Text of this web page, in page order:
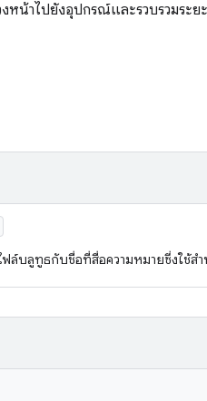
หน้าไปยังอุปกรณ์และรวบรวมระย
ฟล์บลูทูธกับชื่อที่สื่อความหมายซึ่งใช้ส